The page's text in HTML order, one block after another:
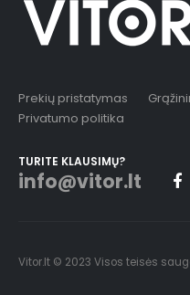
Prekių pristatymas
Privatumo politika
TURITE KLAUSIMŲ?
info@vitor.lt
Vitor.lt © 2023 Visos teisės